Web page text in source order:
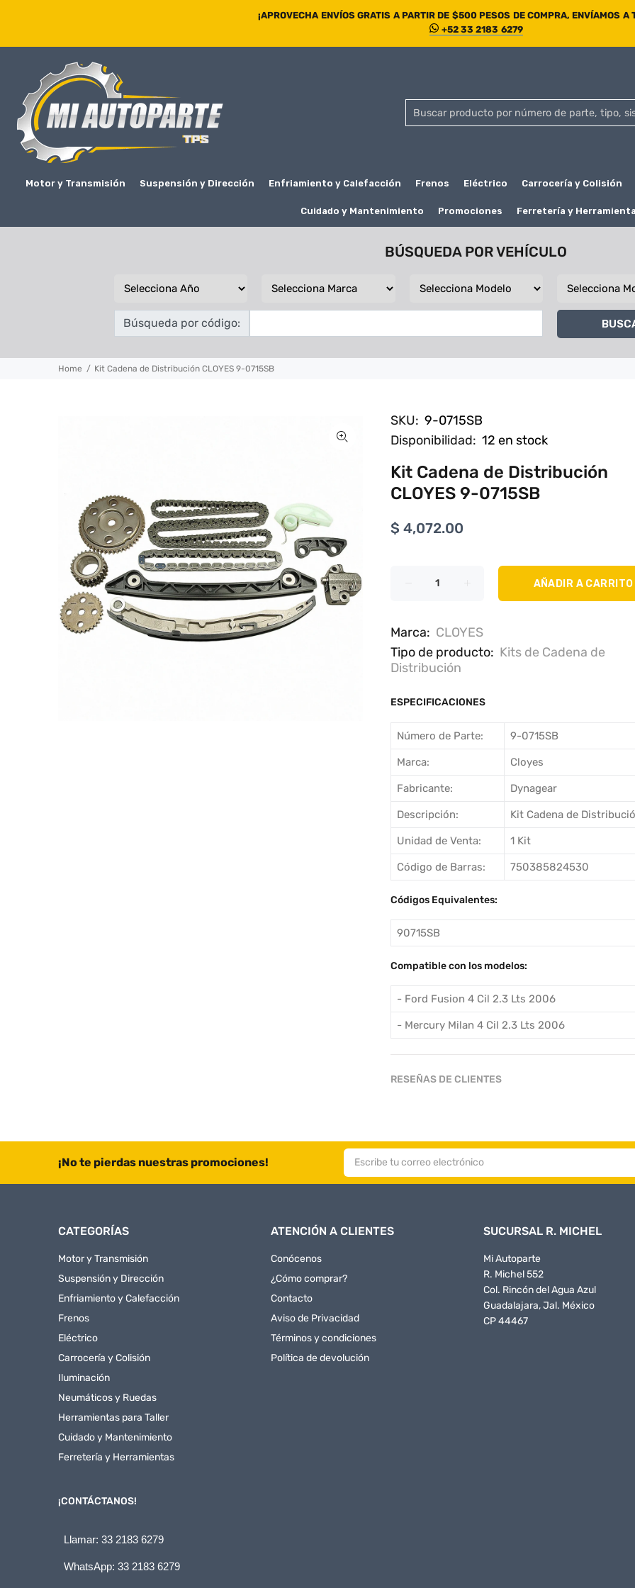
¡APROVECHA ENVÍOS GRATIS A PARTIR DE $500 PESOS DE COMPRA, ENVÍAMOS A
+52 33 2183 6279
Motor y Transmisión Suspensión y Dirección Enfriamiento y Calefacción Frenos Eléctrico Carrocería y Colisión
Cuidado y Mantenimiento Promociones Ferretería y
BÚSQUEDA POR VEHÍCULO
Búsqueda por código:
Home Kit Cadena de Distribución CLOYES 9-0715SB
SKU: 9-0715SB
Disponibilidad: 12 en stock
Kit Cadena de Distribución
CLOYES 9-0715SB
$ 4,072.00
AÑADIR A CARRITO
Marca: CLOYES
Tipo de producto: Kits de Cadena de
Distribución
ESPECIFICACIONES
Número de Parte: 9-0715SB
Marca: Cloyes
Fabricante: Dynagear
Descripción: Kit Cadena de
Unidad de Venta: 1 Kit
Código de Barras: 750385824530
Códigos Equivalentes:
90715SB
Compatible con los modelos:
- Ford Fusion 4 Cil 2.3 Lts 2006
- Mercury Milan 4 Cil 2.3 Lts 2006
RESEÑAS DE CLIENTES
¡No te pierdas nuestras promociones!
CATEGORÍAS
Motor y Transmisión
Suspensión y Dirección
Enfriamiento y Calefacción
Frenos
Eléctrico
Carrocería y Colisión
Iluminación
Neumáticos y Ruedas
Herramientas para Taller
Cuidado y Mantenimiento
Ferretería y Herramientas
¡CONTÁCTANOS!
Llamar: 33 2183 6279
WhatsApp: 33 2183 6279
ATENCIÓN A CLIENTES
Conócenos
¿Cómo comprar?
Contacto
Aviso de Privacidad
Términos y condiciones
Política de devolución
SUCURSAL R. MICHEL
Mi Autoparte
R. Michel 552
Col. Rincón del Agua Azul
Guadalajara, Jal. México
CP 44467